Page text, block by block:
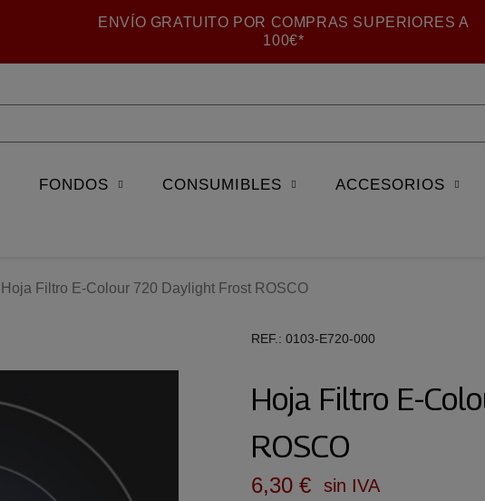
ENVÍO GRATUITO POR COMPRAS SUPERIORES A
100€*
FONDOS CONSUMIBLES ACCESORIOS
Hoja Filtro E-Colour 720 Daylight Frost ROSCO
REF. 0103-E720-000
Hoja Filtro E-
ROSCO
6,30 € sin IVA